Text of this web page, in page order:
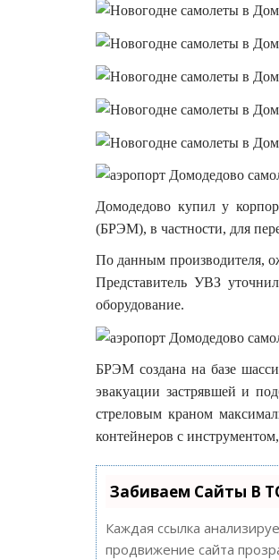
Домодедово купил у
(БРЭМ), в частности, для
По данным производителя,
Представитель УВЗ
оборудование.
БРЭМ создана на базе
эвакуации застрявшей и
стреловым краном
контейнеров с
Забиваем Сайты В
Каждая ссылка
продвижение сайта